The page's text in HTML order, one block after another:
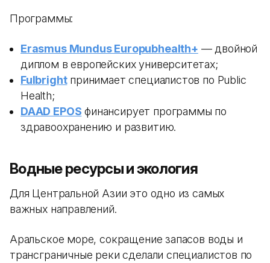
Программы:
Erasmus Mundus Europubhealth+ — двойной
диплом в европейских университетах;
Fulbrightпринимает специалистов по Public
Health;
DAAD EPOS финансирует программы по
здравоохранению и развитию.
Водные ресурсы и экология
Для Центральной Азии это одно из самых
важных направлений.
Аральское море, сокращение запасов воды и
трансграничные реки сделали специалистов по